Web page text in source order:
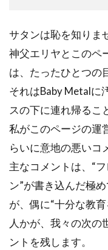
サタンは恥を知りま
神父エリヤとこのペ
は、たったひとつの
それはBaby Metalに
スの下に連れ帰るこ
私がこのページの運
らいに意地の悪いコ
主なコメントは、“
ン”が書き込んだ極
が、偶に“十分な教
人かが、我々の次の
ントを残します。